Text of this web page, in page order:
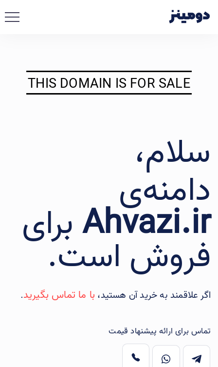
THIS DOMAIN IS FOR SALE
سلام،
دامنه‌ی
Ahvazi.irبرای
فروش است.
اگر علاقمند به خرید آن هستید، با ما تماس بگیرید.
تماس برای ارائه پیشنهاد قیمت